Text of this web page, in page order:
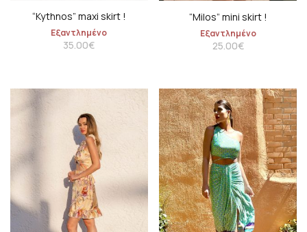
“Kythnos” maxi skirt !
Εξαντλημένο
35.00€
“Milos” mini skirt !
Εξαντλημένο
25.00€